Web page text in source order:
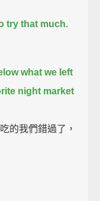
try that much.
what we left
night market
的我們錯過了，